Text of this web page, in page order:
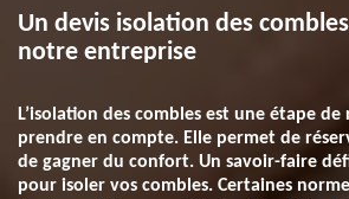
Un devis isolation des
notre entreprise
L’isolation des combles est une étape
prendre en compte. Elle permet de
de gagner du confort. Un savoir-faire
pour isoler vos combles. Certaines